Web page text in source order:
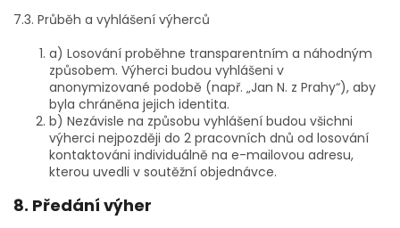
7.3. Průběh a vyhlášení výherců
a) Losování proběhne transparentním a náhodným
způsobem. Výherci budou vyhlášeni v
anonymizované podobě (např. „Jan N. z Prahy“), aby
byla chráněna jejich identita.
b) Nezávisle na způsobu vyhlášení budou všichni
výherci nejpozději do 2 pracovních dnů od losování
kontaktováni individuálně na e-mailovou adresu,
kterou uvedli v soutěžní objednávce.
8. Předání výher